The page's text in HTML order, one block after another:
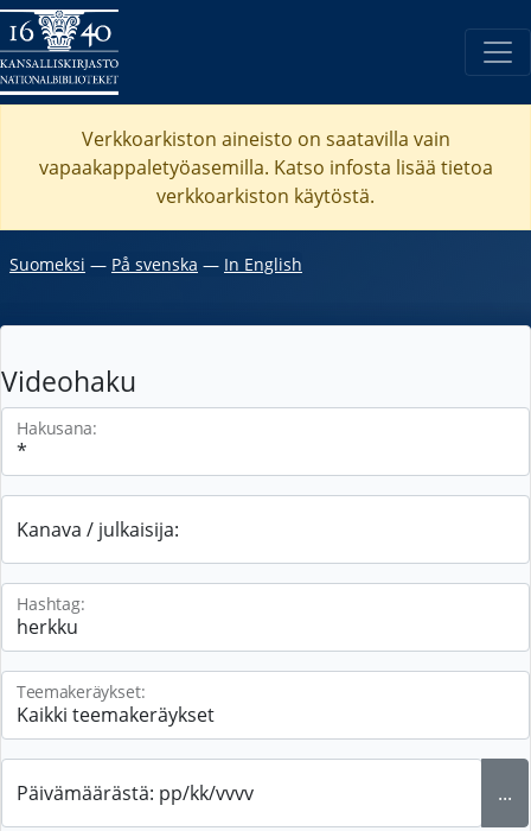
Verkkoarkiston aineisto on saatavilla vain
vapaakappaletyöasemilla. Katso infosta lisää tietoa
verkkoarkiston käytöstä.
Suomeksi ― På svenska ― In English
Videohaku
Hakusana:
Kanava / julkaisija:
Hashtag:
Teemakeräykset:
Päivämäärästä: pp/kk/vvvv ...